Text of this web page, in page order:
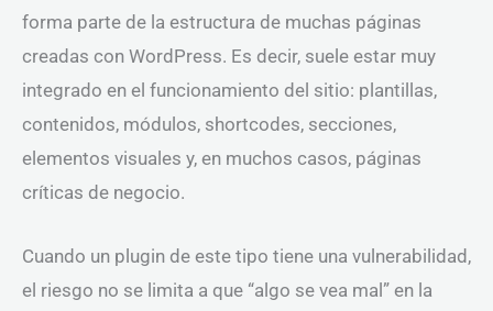
forma parte de la estructura de muchas páginas
creadas con WordPress. Es decir, suele estar muy
integrado en el funcionamiento del sitio: plantillas,
contenidos, módulos, shortcodes, secciones,
elementos visuales y, en muchos casos, páginas
críticas de negocio.
Cuando un plugin de este tipo tiene una vulnerabilidad,
el riesgo no se limita a que “algo se vea mal” en la